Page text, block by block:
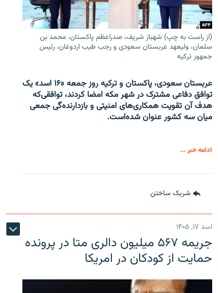
(از راست به چپ) شهباز شریف، صدراعظم پاکستان، محمد بن
سلمان، ولیعهد عربستان سعودی و رجب طیب اردوغان، رئیس
جمهور ترکیه
عربستان سعودی، پاکستان و ترکیه روز جمعه «۱۶ اسد» یک
توافق دفاعی مشترک در شهر مکه امضا کردند، توافقی‌که
هدف آن تقویت همکاری‌های امنیتی و بازدارنده‌گی جمعی
میان سه کشور عنوان شده‌است.
ادامه خبر ...
شریک ساختن
اسد ۱۷, ۱۴۰۵
جریمه ۵۶۷ میلیون دالری متا در پرونده
حمایت از کودکان در امریکا